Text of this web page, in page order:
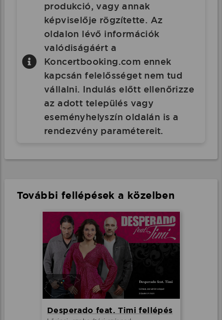
produkció, vagy annak
képviselője rögzítette. Az
oldalon lévő információk
valódiságáért a
Koncertbooking.com ennek
kapcsán felelősséget nem tud
vállalni. Indulás előtt ellenőrizze
az adott település vagy
eseményhelyszín oldalán is a
rendezvény paramétereit.
További fellépések a közelben
Desperado feat. Timi fellépés